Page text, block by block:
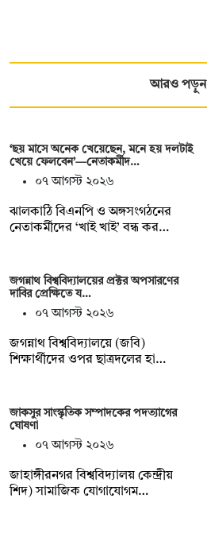
আরও পড়ুন
‘ছয় মাসে অনেক খেয়েছেন, মনে হয় দলটাই
খেয়ে ফেলবেন’—নেতাকর্মীদ…
০৭ আগস্ট ২০২৬
ঝালকাঠি বিএনপি ও অঙ্গসংগঠনের
নেতাকর্মীদের ‘খাই খাই’ বন্ধ কর…
জগন্নাথ বিশ্ববিদ্যালয়ের প্রক্টর অপসারণের
দাবির প্রেক্ষিতে য…
০৭ আগস্ট ২০২৬
জগন্নাথ বিশ্ববিদ্যালয়ে (জবি)
শিক্ষার্থীদের ওপর ছাত্রদলের হা…
জাকসুর সাংস্কৃতিক সম্পাদকের পদত্যাগের
ঘোষণা
০৭ আগস্ট ২০২৬
‎জাহাঙ্গীরনগর বিশ্ববিদ্যালয় কেন্দ্রীয়
শিদ) সামাজিক যোগাযোগম…